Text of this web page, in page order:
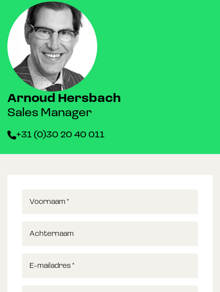
Arnoud Hersbach
Sales Manager
+31 (0)30 20 40 011
Voornaam *
Achternaam
E-mailadres *